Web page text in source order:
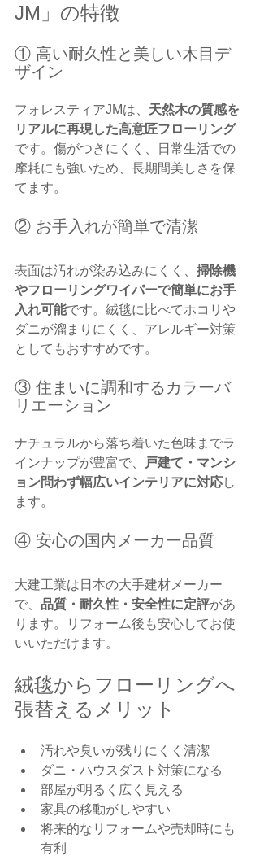
JM」の特徴
① 高い耐久性と美しい木目デ
ザイン
フォレスティアJMは、 天然木の質感を
リアルに再現した高意匠フローリング
です。傷がつきにくく、日常生活での
摩耗にも強いため、長期間美しさを保
てます。
② お手入れが簡単で清潔
表面は汚れが染み込みにくく、 掃除機
やフローリングワイパーで簡単にお手
入れ可能です。絨毯に比べてホコリや
ダニが溜まりにくく、アレルギー対策
としてもおすすめです。
③ 住まいに調和するカラーバ
リエーション
ナチュラルから落ち着いた色味までラ
インナップが豊富で、
戸建て・マンシ
ョン問わず幅広いインテリアに対応し
ます。
④ 安心の国内メーカー品質
大建工業は日本の大手建材メーカー
で、 品質・耐久性・安全性に定評があ
ります。リフォーム後も安心してお使
いいただけます。
絨毯からフローリングへ
張替えるメリット
汚れや臭いが残りにくく清潔
ダニ・ハウスダスト対策になる
部屋が明るく広く見える
家具の移動がしやすい
将来的なリフォームや売却時にも
有利